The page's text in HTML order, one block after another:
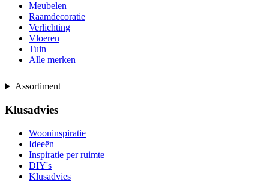
Meubelen
Raamdecoratie
Verlichting
Vloeren
Tuin
Alle merken
Assortiment
Klusadvies
Wooninspiratie
Ideeën
Inspiratie per ruimte
DIY's
Klusadvies